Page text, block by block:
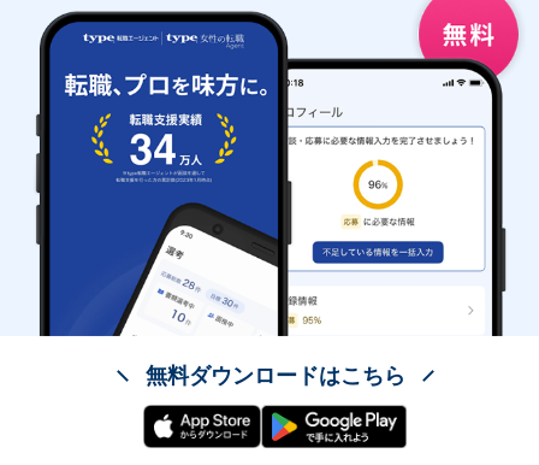
無料ダウンロードはこちら